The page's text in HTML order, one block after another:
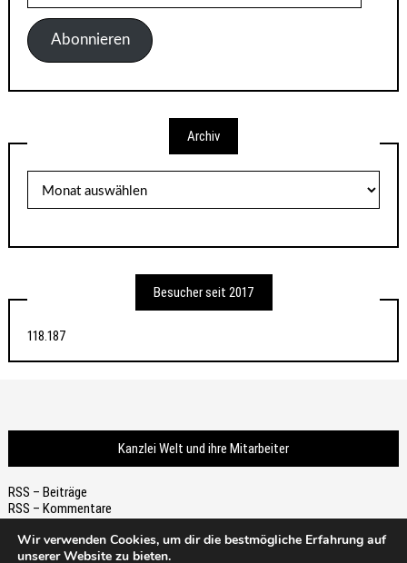
Mail-
AdresseAbonnieren
Archiv
Besucher seit 2017
118.187
Kanzlei Welt und ihre Mitarbeiter
RSS – Beiträge
RSS – Kommentare
Wir verwenden Cookies, um dir die bestmögliche Erfahrung auf
unserer Website zu bieten.